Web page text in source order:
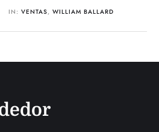
IN:VENTAS,WILLIAM BALLARD